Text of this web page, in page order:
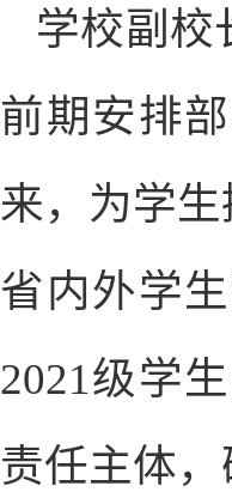
学校副校
前期安排
来，为学
省内外学
2021级学
责任主体